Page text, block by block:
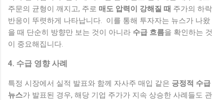
주문의 균형이 깨지고, 주로 매도 압력이 강해질 때 주가의 하락
반응이 뚜렷하게 나타납니다. 이를 통해 투자자는 뉴스가 나왔
을 때 단순히 방향만 보는 것이 아니라 수급 흐름을 확인하는 것
이 중요해집니다.
4. 수급 영향 사례
특정 시장에서 실적 발표와 함께 자사주 매입 같은 긍정적 수급
뉴스가 발표된 경우, 해당 기업 주가가 지속 상승한 사례들도 관